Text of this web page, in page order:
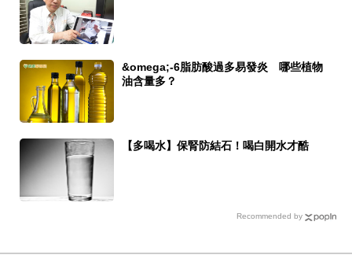
&omega;-6脂肪酸過多易發炎 哪些植物
油含量多？
【多喝水】保腎防結石！喝白開水才酷
Recommended by